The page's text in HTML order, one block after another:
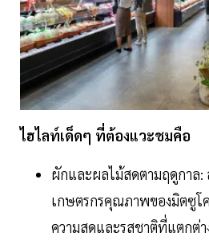
ไฮไลท์เด็ดๆ ที่ต้องแวะชมคือ
ผักและผลไม้สดตามฤดูกาล:
เกษตรกรคุณภาพของมิตซู
ความสดและรสชาติที่แตกต่า